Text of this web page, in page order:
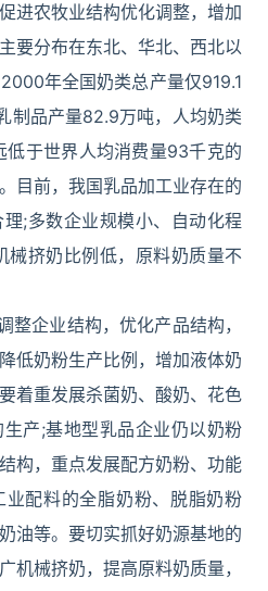
进农牧业结构优化调整，增加
要分布在东北、华北、西北以
年全国奶类总产量仅919.1
制品产量82.9万吨，人均奶类
低于世界人均消费量93千克的
目前，我国乳品加工业存在的
;多数企业规模小、自动化程
械挤奶比例低，原料奶质量不
整企业结构，优化产品结构，
低奶粉生产比例，增加液体奶
着重发展杀菌奶、酸奶、花色
产;基地型乳品企业仍以奶粉
构，重点发展配方奶粉、功能
配料的全脂奶粉、脱脂奶粉
油等。要切实抓好奶源基地的
机械挤奶，提高原料奶质量，